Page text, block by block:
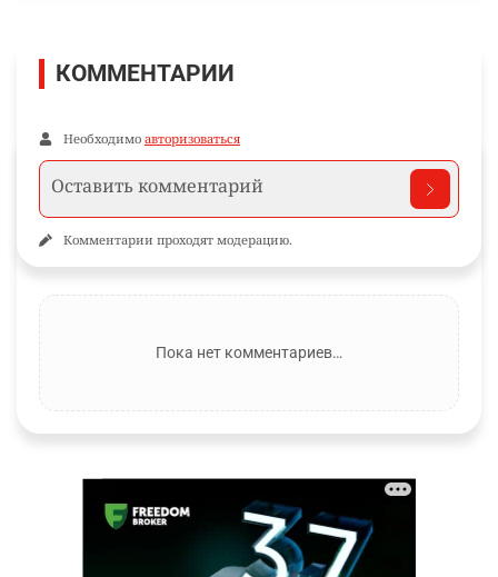
КОММЕНТАРИИ
Необходимо авторизоваться
Комментарии проходят модерацию.
Пока нет комментариев…